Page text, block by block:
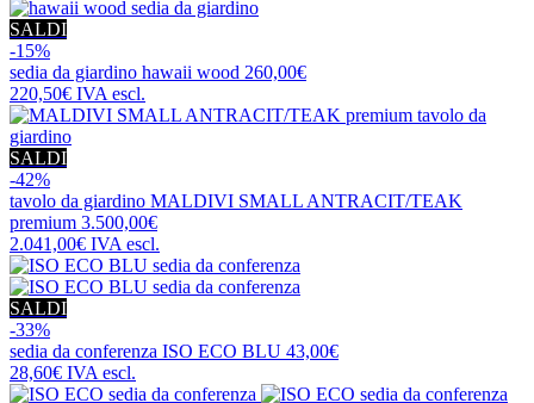
SALDI
-15%
sedia da giardino hawaii wood 260,00€
220,50€ IVA escl.
SALDI
-42%
tavolo da giardino MALDIVI SMALL ANTRACIT/TEAK
premium 3.500,00€
2.041,00€ IVA escl.
SALDI
-33%
sedia da conferenza ISO ECO BLU 43,00€
28,60€ IVA escl.